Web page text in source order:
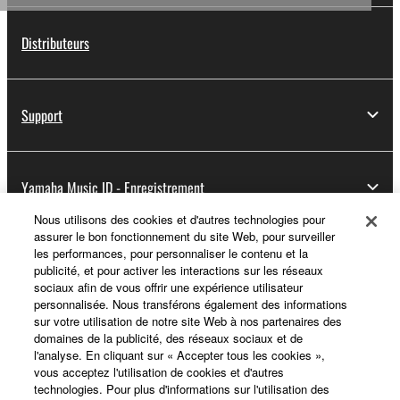
Distributeurs
Support
Yamaha Music ID - Enregistrement
A propos de Yamaha
France - French
Professionnel
Nous utilisons des cookies et d'autres technologies pour
assurer le bon fonctionnement du site Web, pour surveiller
les performances, pour personnaliser le contenu et la
publicité, et pour activer les interactions sur les réseaux
sociaux afin de vous offrir une expérience utilisateur
personnalisée. Nous transférons également des informations
sur votre utilisation de notre site Web à nos partenaires des
domaines de la publicité, des réseaux sociaux et de
l'analyse. En cliquant sur « Accepter tous les cookies »,
vous acceptez l'utilisation de cookies et d'autres
technologies. Pour plus d'informations sur l'utilisation des